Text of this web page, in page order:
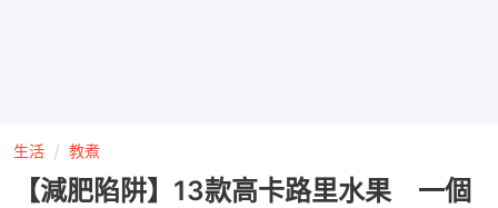
生活 教煮
【減肥陷阱】13款高卡路里水果 一個